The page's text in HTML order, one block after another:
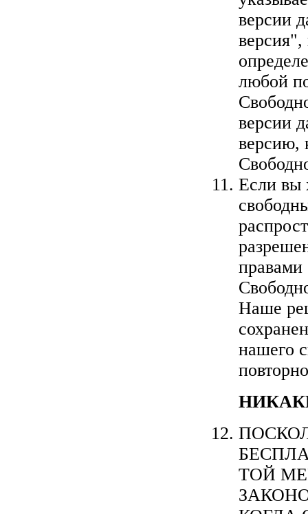
версии
любой
версии
версию,
Если вы
Наше
нашего
ТОЙ